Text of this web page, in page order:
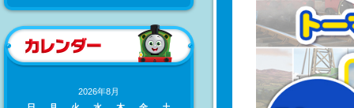
2026年8月